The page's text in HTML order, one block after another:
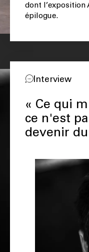
dont l’exposition
épilogue.
Interview
« Ce qui
ce n'est
devenir